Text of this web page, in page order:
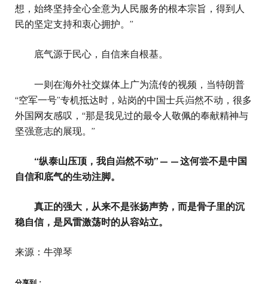
想，始终坚持全心全意为人民服务的根本宗旨，得到人
民的坚定支持和衷心拥护。”
底气源于民心，自信来自根基。
一则在海外社交媒体上广为流传的视频，当特朗普
“空军一号”专机抵达时，站岗的中国士兵岿然不动，很多
外国网友感叹，“那是我见过的最令人敬佩的奉献精神与
坚强意志的展现。”
“纵泰山压顶，我自岿然不动”——这何尝不是中国
自信和底气的生动注脚。
真正的强大，从来不是张扬声势，而是骨子里的沉
稳自信，是风雷激荡时的从容站立。
来源：牛弹琴